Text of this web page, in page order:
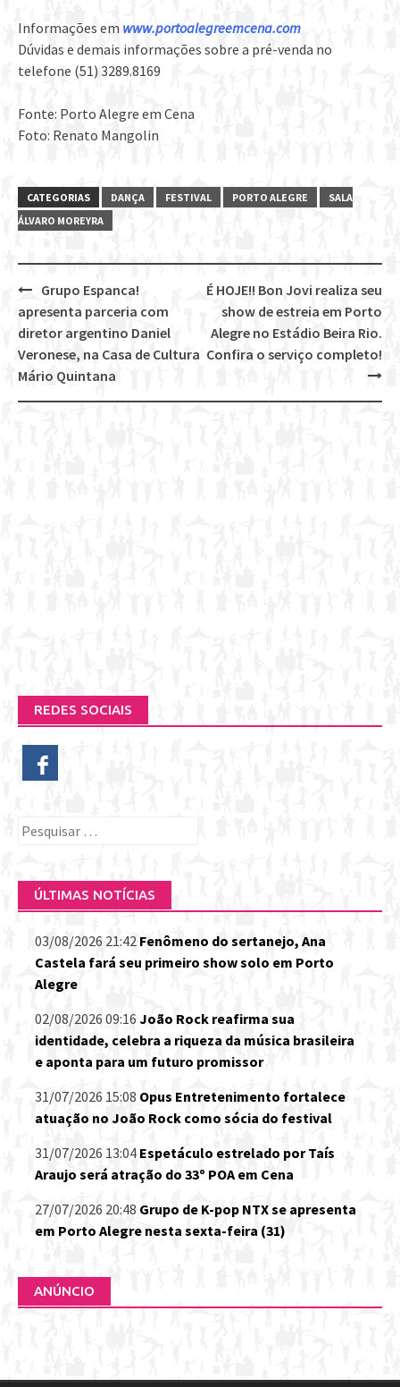
Informações em www.portoalegreemcena.com
Dúvidas e demais informações sobre a pré-venda no
telefone (51) 3289.8169
Fonte: Porto Alegre em Cena
Foto: Renato Mangolin
CATEGORIAS DANÇA FESTIVAL PORTO ALEGRE
SALA
ÁLVARO MOREYRA
Post
navigation
É HOJE!! Bon Jovi realiza seu
show de estreia em Porto
Alegre no Estádio Beira Rio.
Confira o serviço completo!
Grupo Espanca!
apresenta parceria com
diretor argentino Daniel
Veronese, na Casa de Cultura
Mário Quintana
REDES SOCIAIS
Pesquisar
ÚLTIMAS NOTÍCIAS
03/08/2026 21:42 Fenômeno do sertanejo, Ana
Castela fará seu primeiro show solo em Porto
Alegre
02/08/2026 09:16 João Rock reafirma sua
identidade, celebra a riqueza da música brasileira
e aponta para um futuro promissor
31/07/2026 15:08 Opus Entretenimento fortalece
atuação no João Rock como sócia do festival
31/07/2026 13:04 Espetáculo estrelado por Taís
Araujo será atração do 33º POA em Cena
27/07/2026 20:48 Grupo de K-pop NTX se apresenta
em Porto Alegre nesta sexta-feira (31)
ANÚNCIO